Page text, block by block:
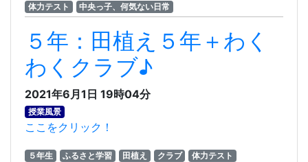
体力テスト 中央っ子、何気ない日常
５年：田植え５年＋わく
わくクラブ♪
2021年6月1日 19時04分
授業風景
ここをクリック！
５年生 ふるさと学習 田植え クラブ
体力テスト